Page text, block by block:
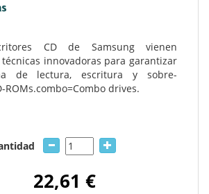
CD de Samsung vienen
innovadoras para garantizar
de lectura, escritura y sobre-
ROMs.combo=Combo drives.
22,61 €